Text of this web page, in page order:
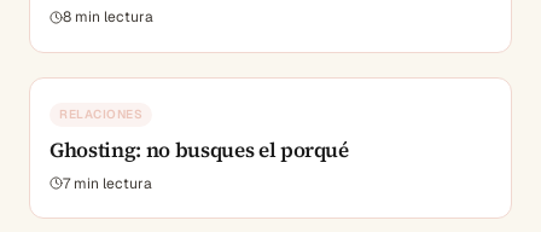
8 min lectura
RELACIONES
Ghosting: no busques el porqué
7min lectura